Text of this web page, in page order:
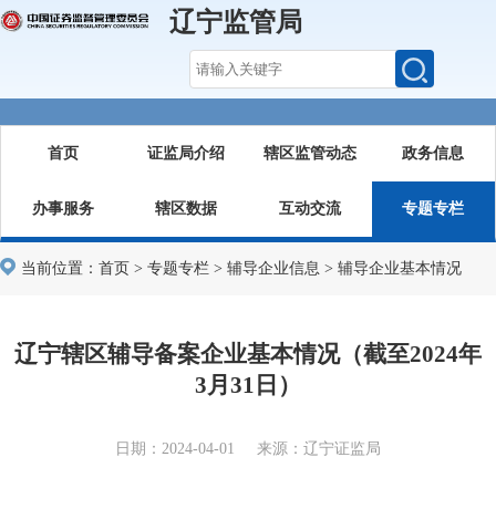
辽宁监管局
首页 证监局介绍 辖区监管动态 政务信息
办事服务 辖区数据 互动交流 专题专栏
当前位置： 首页 > 专题专栏 > 辅导企业信息 > 辅导企业基本情况
辽宁辖区辅导备案企业基本情况（截至2024年
3月31日）
日期：2024-04-01 来源：辽宁证监局